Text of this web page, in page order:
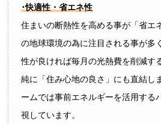
･快適性・省エネ性
住まいの断熱性を高める事が「省エ
の地球環境の為に注目される事が多
性が良ければ毎月の光熱費を削減す
純に「住み心地の良さ」にも直結し
ームでは事前エネルギーを活用する
視しています。